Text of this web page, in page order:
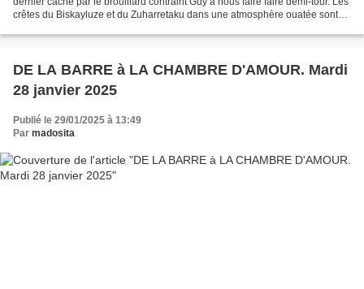
crêtes du Biskayluze et du Zuharretaku dans une atmosphère ouatée sont
DE LA BARRE à LA CHAMBRE D'AMOUR. Mardi
28 janvier 2025
Publié le 29/01/2025 à 13:49
Par madosita